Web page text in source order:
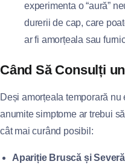
experimenta o “aură”
durerii de cap, care
ar fi amorțeala sau
Când Să Consulți
Deși amorțeala temporară
anumite simptome ar trebui
cât mai curând posibil:
Apariție Bruscă și